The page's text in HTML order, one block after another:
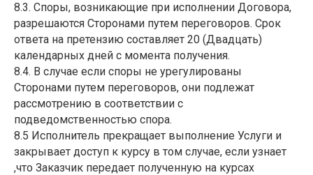
8.3. Споры, возникающие при исполнении Договора,
разрешаются Сторонами путем переговоров. Срок
ответа на претензию составляет 20 (Двадцать)
календарных дней с момента получения.
8.4. В случае если споры не урегулированы
Сторонами путем переговоров, они подлежат
рассмотрению в соответствии с
подведомственностью спора.
8.5 Исполнитель прекращает выполнение Услуги и
закрывает доступ к курсу в том случае, если узнает
,что Заказчик передает полученную на курсах